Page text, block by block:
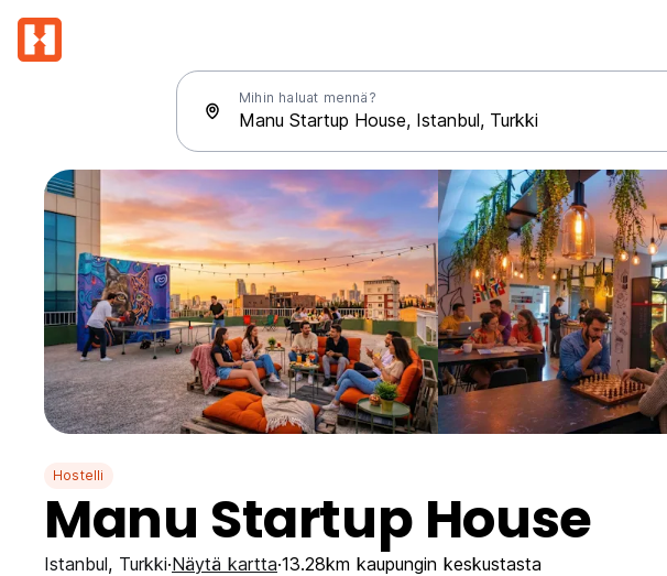
Mihin haluat mennä?
Hostelli
Manu Startup House
Istanbul, Turkki Näytä kartta 13.28km kaupungin keskustasta